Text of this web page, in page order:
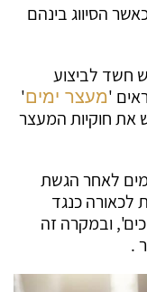
הסיווג בינהם
חשד לביצוע
'מעצר ימים'
את חוקיות המעצר
לאחר הגשת
לכאורה כנגד
ובמקרה זה
.